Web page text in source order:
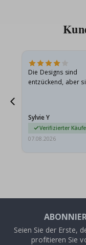
Die Designs sind
entzückend, aber
sie…
Sylvie Y
Verifizierter
07.08.2026
Seien Sie der Erste,
profitieren Sie